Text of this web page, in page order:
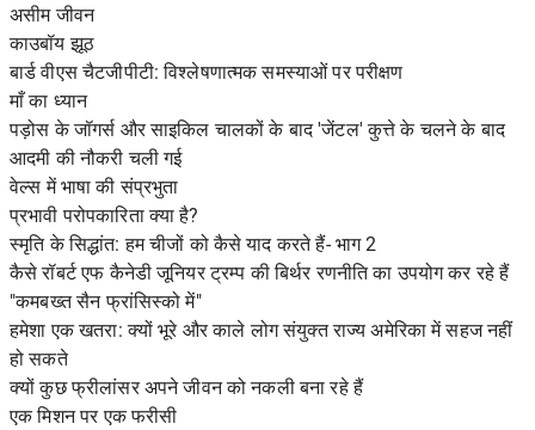
असीम जीवन
काउबॉय झूठ
बार्ड वीएस चैटजीपीटी: विश्लेषणात्मक समस्याओं पर परीक्षण
माँ का ध्यान
पड़ोस के जॉगर्स और साइकिल चालकों के बाद 'जेंटल' कुत्ते के चलने के बाद
आदमी की नौकरी चली गई
वेल्स में भाषा की संप्रभुता
प्रभावी परोपकारिता क्या है?
स्मृति के सिद्धांत: हम चीजों को कैसे याद करते हैं- भाग 2
कैसे रॉबर्ट एफ कैनेडी जूनियर ट्रम्प की बिर्थर रणनीति का उपयोग कर रहे हैं
"कमबख्त सैन फ्रांसिस्को में"
हमेशा एक खतरा: क्यों भूरे और काले लोग संयुक्त राज्य अमेरिका में सहज नहीं
हो सकते
क्यों कुछ फ्रीलांसर अपने जीवन को नकली बना रहे हैं
एक मिशन पर एक फरीसी